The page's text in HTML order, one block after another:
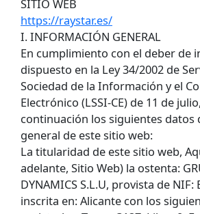
SITIO WEB
https://raystar.es/
I. INFORMACIÓN GENERAL
En cumplimiento con el deber de
dispuesto en la Ley 34/2002 de
Sociedad de la Información y el
Electrónico (LSSI-CE) de 11 de
continuación los siguientes datos
general de este sitio web:
La titularidad de este sitio web,
adelante, Sitio Web) la ostenta:
DYNAMICS S.L.U, provista de NIF:
inscrita en: Alicante con los